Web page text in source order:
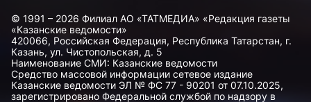
© 1991 – 2026 Филиал АО «ТАТМЕДИА» «Редакция газеты
«Казанские ведомости»
420066, Российская Федерация, Республика Татарстан, г.
Казань, ул. Чистопольская, д. 5
Наименование СМИ: Казанские ведомости
Средство массовой информации сетевое издание
Казанские ведомости ЭЛ № ФС 77 - 90201 от 07.10.2025,
зарегистрировано Федеральной службой по надзору в